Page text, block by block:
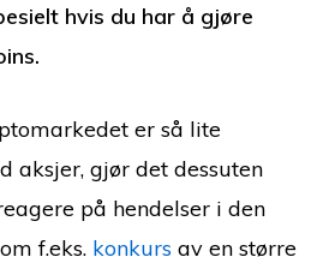
hvis du har å gjøre
er så lite
aksjer, gjør det dessuten
på hendelser i den
f.eks. konkurs av en større